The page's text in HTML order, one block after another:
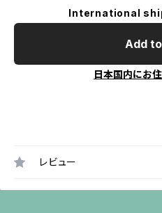
International
Add
日本国内にお
レビュー